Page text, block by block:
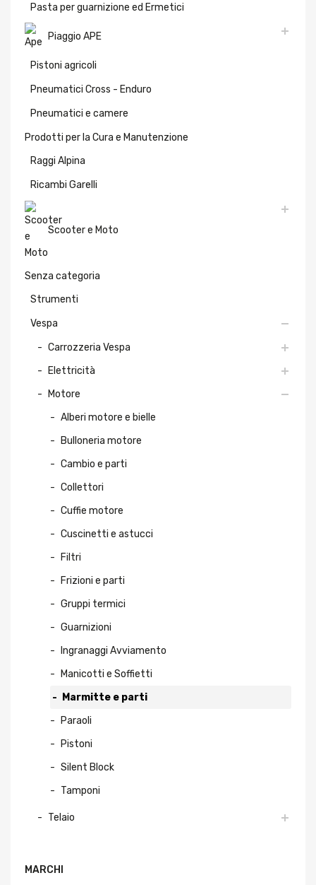
Pasta per guarnizione ed Ermetici
Piaggio APE
Pistoni agricoli
Pneumatici Cross - Enduro
Pneumatici e camere
Prodotti per la Cura e Manutenzione
Raggi Alpina
Ricambi Garelli
Scooter e Moto
Senza categoria
Strumenti
Vespa
Carrozzeria Vespa
Elettricità
Motore
Alberi motore e bielle
Bulloneria motore
Cambio e parti
Collettori
Cuffie motore
Cuscinetti e astucci
Filtri
Frizioni e parti
Gruppi termici
Guarnizioni
Ingranaggi Avviamento
Manicotti e Soffietti
Marmitte e parti
Paraoli
Pistoni
Silent Block
Tamponi
Telaio
MARCHI